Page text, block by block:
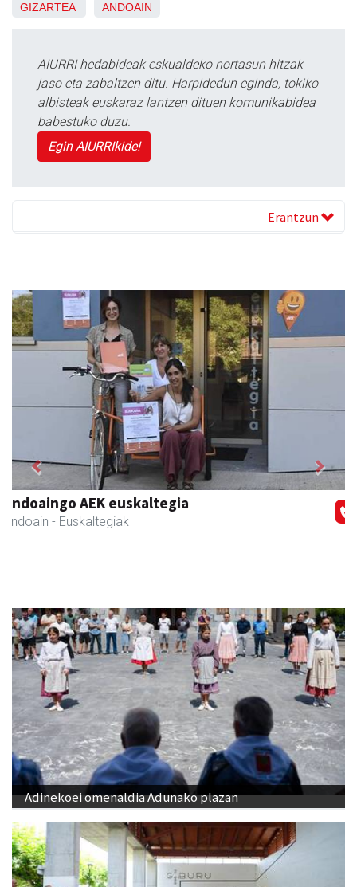
GIZARTEA ANDOAIN
AIURRI hedabideak eskualdeko nortasun hitzak
jaso eta zabaltzen ditu. Harpidedun eginda, tokiko
albisteak euskaraz lantzen dituen komunikabidea
babestuko duzu.
Egin AIURRIkide!
Erantzun
Arruti gozotegia
Andoain - Gozotegiak
Previous Next
Adinekoei omenaldia Adunako plazan